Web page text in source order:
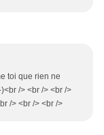
toi que rien ne
/> <br /> <br />
/> <br /> <br />